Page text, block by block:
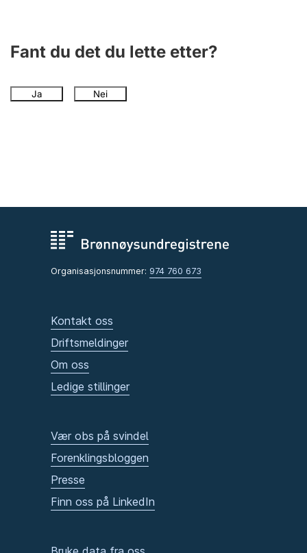
Fant du det du lette etter?
Ja Nei
Organisasjonsnummer: 974 760 673
Kontakt oss
Driftsmeldinger
Om oss
Ledige stillinger
Vær obs på svindel
Forenklingsbloggen
Presse
Finn oss på LinkedIn